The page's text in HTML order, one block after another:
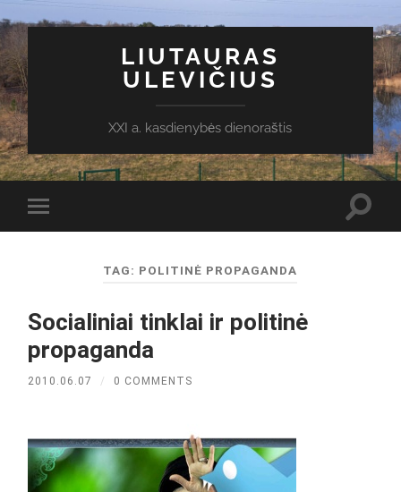
LIUTAURAS
ULEVIČIUS
XXI a. kasdienybės dienoraštis
Toggle
mobile
TAG: POLITINĖ PROPAGANDA
Socialiniai tinklai ir politinė
propaganda
2010.06.07 / 0 COMMENTS